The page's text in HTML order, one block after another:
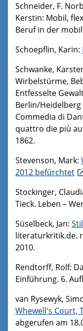
Schneider, F.
Kerstin: Mobil,
Beruf in der
Schoepflin, Karin:
Schwanke,
Wirbelstürme,
Entfesselte
Berlin/Heidelberg
Commedia di
quattro die più
1862.
Stevenson, Mark:
2012 befürchtet
Stockinger,
Tieck. Leben –
Süselbeck, Jan:
literaturkritik.de.
2010.
Rendtorff, Rolf:
Einführung. 6.
van Rysewyk,
Whewell's Court,
abgerufen am